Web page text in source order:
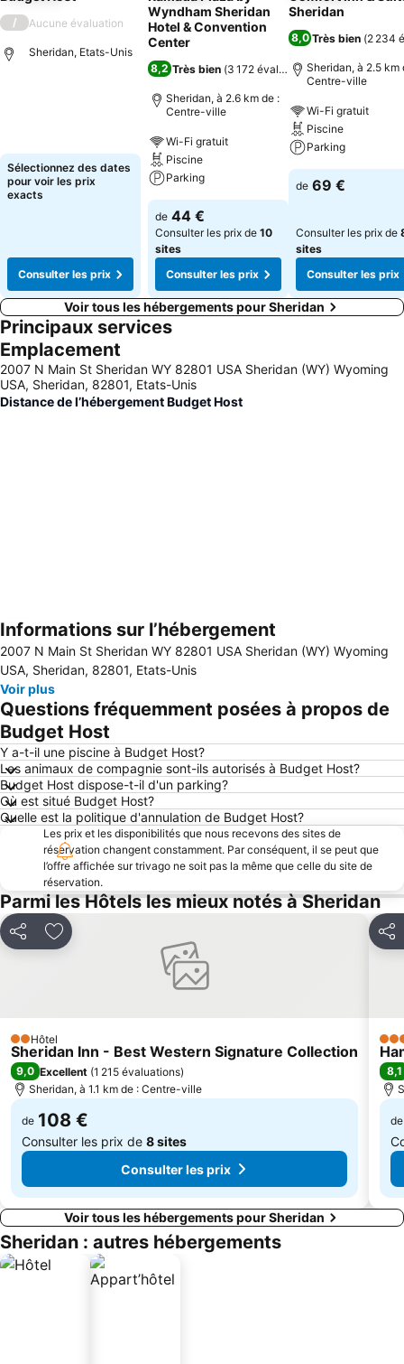
/ Aucune évaluation
Sheridan, Etats-Unis
Sélectionnez des dates
pour voir les prix
exacts
Consulter les prix
Wyndham Sheridan
Hotel & Convention
Center
8,2 Très bien (3 172 évaluations)
Sheridan, à 2.6 km de :
Centre-ville
Wi-Fi gratuit
Piscine
Parking
de 44 €
Consulter les prix de 10
sites
Consulter les prix
Sheridan
8,0 Très bien (2 234
Sheridan, à 2.5 km
Centre-ville
Wi-Fi gratuit
Piscine
Parking
de 69 €
Consulter les prix de
sites
Consulter les prix
Voir tous les hébergements pour Sheridan
Principaux services
Emplacement
2007 N Main St Sheridan WY 82801 USA Sheridan (WY) Wyoming
USA, Sheridan, 82801, Etats-Unis
Distance de l’hébergement Budget Host
Agrandir la carte
Informations sur l’hébergement
2007 N Main St Sheridan WY 82801 USA Sheridan (WY) Wyoming
USA, Sheridan, 82801, Etats-Unis
Voir plus
Questions fréquemment posées à propos de
Budget Host
Y a-t-il une piscine à Budget Host?
Les animaux de compagnie sont-ils autorisés à Budget Host?
Budget Host dispose-t-il d'un parking?
Où est situé Budget Host?
Quelle est la politique d'annulation de Budget Host?
Les prix et les disponibilités que nous recevons des sites de
réservation changent constamment. Par conséquent, il se peut que
l’offre affichée sur trivago ne soit pas la même que celle du site de
réservation.
Parmi les Hôtels les mieux notés à Sheridan
PartagerAjouter à mes favoris
2 Étoiles
Hôtel
Sheridan Inn - Best Western Signature Collection
9,0 Excellent (1 215 évaluations)
Sheridan, à 1.1 km de : Centre-ville
de 108 €
Consulter les prix de 8 sites
Consulter les prix
3
8,1
de
Voir tous les hébergements pour Sheridan
Sheridan : autres hébergements